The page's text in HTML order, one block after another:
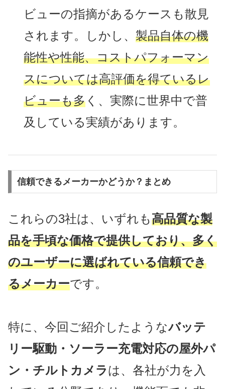
ビューの指摘があるケースも散見
されます。しかし、 製品自体の機
能性や性能、コストパフォーマン
スについては高評価を得ているレ
ビューも多く、実際に世界中で普
及している実績があります。
信頼できるメーカーかどうか？まとめ
これらの3社は、いずれも高品質な製
品を手頃な価格で提供しており、多く
のユーザーに選ばれている信頼でき
るメーカーです。
特に、今回ご紹介したようなバッテ
リー駆動・ソーラー充電対応の屋外パ
ン・チルトカメラは、各社が力を入